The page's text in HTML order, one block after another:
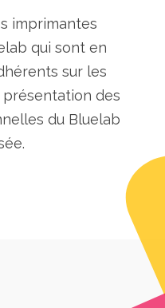
imprimantes
qui sont en
sur les
présentation des
du Bluelab